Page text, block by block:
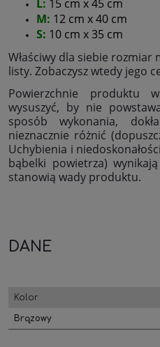
L: 15 cm x 45 cm
M: 12 cm x 40 cm
S: 10 cm x 35 cm
Właściwy dla siebie rozmiar
listy. Zobaczysz wtedy jego
Powierzchnie produktu
wysuszyć, by nie
sposób wykonania,
nieznacznie różnić
Uchybienia i
bąbelki powietrza)
stanowią wady produktu.
DANE
Kolor
Brązowy